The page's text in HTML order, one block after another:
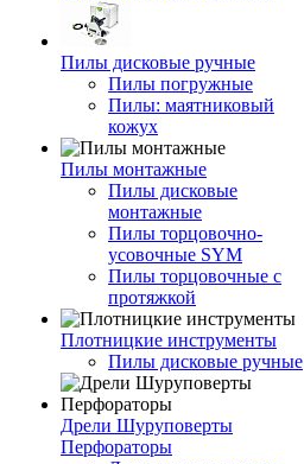
Пилы дисковые ручные
Пилы погружные
Пилы: маятниковый
кожух
Пилы монтажные
Пилы дисковые
монтажные
Пилы торцовочно-
усовочные SYM
Пилы торцовочные с
протяжкой
Плотницкие инструменты
Пилы дисковые ручные
Дрели Шуруповерты
Перфораторы